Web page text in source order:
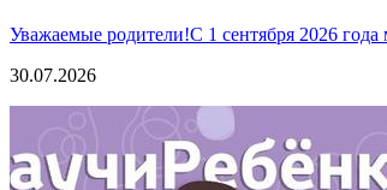
Уважаемые родители!С 1 сентября 2026
30.07.2026